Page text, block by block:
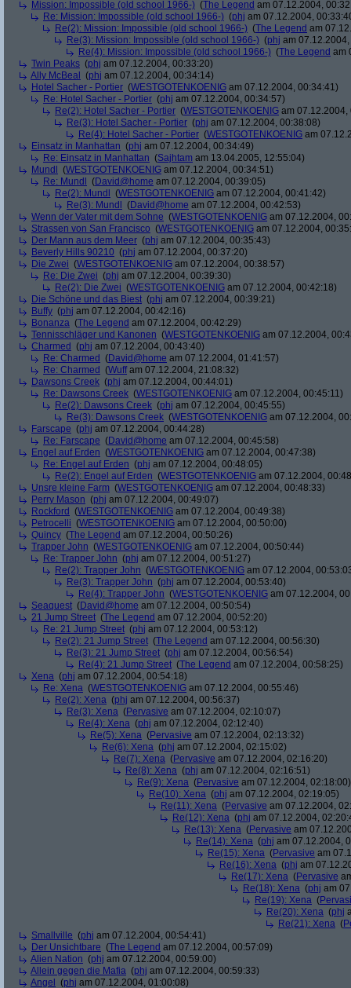
Mission: Impossible (old school 1966-) (The Legend am 07.12.2004,
Re: Mission: Impossible (old school 1966-) (phj am 07.12.2004,
Re(2): Mission: Impossible (old school 1966-) (The Legend am
Re(3): Mission: Impossible (old school 1966-) (phj am
Re(4): Mission: Impossible (old school 1966-) (The Legend am
Twin Peaks (phj am 07.12.2004, 00:33:20)
Ally McBeal
(phj am 07.12.2004, 00:34:14)
Hotel Sacher - Portier (WESTGOTENKOENIG am 07.12.2004, 00:34:41)
Re: Hotel Sacher - Portier (phj am 07.12.2004, 00:34:57)
Re(2): Hotel Sacher - Portier (WESTGOTENKOENIG am 07.12.2004,
Re(3): Hotel Sacher - Portier (phj am 07.12.2004, 00:38:08)
Re(4): Hotel Sacher - Portier (WESTGOTENKOENIG am
Einsatz in Manhattan (phj am 07.12.2004, 00:34:49)
Re: Einsatz in Manhattan (Sajhtam am 13.04.2005, 12:55:04)
Mundl
(WESTGOTENKOENIG am 07.12.2004, 00:34:51)
Re: Mundl
(David@home am 07.12.2004, 00:39:05)
Re(2): Mundl
(WESTGOTENKOENIG am 07.12.2004, 00:41:42)
Re(3): Mundl
(David@home am 07.12.2004, 00:42:53)
Wenn der Vater mit dem Sohne (WESTGOTENKOENIG am 07.12.2004,
Strassen von San Francisco (WESTGOTENKOENIG am 07.12.2004,
Der Mann aus dem Meer (phj am 07.12.2004, 00:35:43)
Beverly Hills 90210 (phj am 07.12.2004, 00:37:20)
Die Zwei (WESTGOTENKOENIG am 07.12.2004, 00:38:57)
Re: Die Zwei (phj am 07.12.2004, 00:39:30)
Re(2): Die Zwei (WESTGOTENKOENIG am 07.12.2004, 00:42:18)
Die Schöne und das Biest (phj am 07.12.2004, 00:39:21)
Buffy (phj am 07.12.2004, 00:42:16)
Bonanza (The Legend am 07.12.2004, 00:42:29)
Tennisschläger und Kanonen (WESTGOTENKOENIG am 07.12.2004,
Charmed (phj am 07.12.2004, 00:43:40)
Re: Charmed (David@home am 07.12.2004, 01:41:57)
Re: Charmed (Wuffam 07.12.2004, 21:08:32)
Dawsons Creek (phj am 07.12.2004, 00:44:01)
Re: Dawsons Creek (WESTGOTENKOENIG am 07.12.2004, 00:45:11)
Re(2): Dawsons Creek (phj am 07.12.2004, 00:45:55)
Re(3): Dawsons Creek (WESTGOTENKOENIG am 07.12.2004,
Farscape (phj am 07.12.2004, 00:44:28)
Re: Farscape (David@home am 07.12.2004, 00:45:58)
Engel auf Erden (WESTGOTENKOENIG am 07.12.2004, 00:47:38)
Re: Engel auf Erden (phj am 07.12.2004, 00:48:05)
Re(2): Engel auf Erden (WESTGOTENKOENIG am 07.12.2004,
Unsre kleine Farm (WESTGOTENKOENIG am 07.12.2004, 00:48:33)
Perry Mason (phj am 07.12.2004, 00:49:07)
Rockford (WESTGOTENKOENIG am 07.12.2004, 00:49:38)
Petrocelli (WESTGOTENKOENIG am 07.12.2004, 00:50:00)
Quincy (The Legend am 07.12.2004, 00:50:26)
Trapper John (WESTGOTENKOENIG am 07.12.2004, 00:50:44)
Re: Trapper John (phj am 07.12.2004, 00:51:27)
Re(2): Trapper John (WESTGOTENKOENIG am 07.12.2004,
Re(3): Trapper John (phj am 07.12.2004, 00:53:40)
Re(4): Trapper John (WESTGOTENKOENIG am 07.12.2004,
Seaquest (David@home am 07.12.2004, 00:50:54)
21 Jump Street (The Legend am 07.12.2004, 00:52:20)
Re: 21 Jump Street (phj am 07.12.2004, 00:53:12)
Re(2): 21 Jump Street (The Legend am 07.12.2004, 00:56:30)
Re(3): 21 Jump Street (phj am 07.12.2004, 00:56:54)
Re(4): 21 Jump Street (The Legend am 07.12.2004, 00:58:25)
Xena (phj am 07.12.2004, 00:54:18)
Re: Xena (WESTGOTENKOENIG am 07.12.2004, 00:55:46)
Re(2): Xena (phj am 07.12.2004, 00:56:37)
Re(3): Xena (Pervasive am 07.12.2004, 02:10:07)
Re(4): Xena (phj am 07.12.2004, 02:12:40)
Re(5): Xena (Pervasive am 07.12.2004, 02:13:32)
Re(6): Xena (phj am 07.12.2004, 02:15:02)
Re(7): Xena (Pervasive am 07.12.2004, 02:16:20)
Re(8): Xena (phj am 07.12.2004, 02:16:51)
Re(9): Xena (Pervasive am 07.12.2004, 02:18:00)
Re(10): Xena (phj am 07.12.2004, 02:19:05)
Re(11): Xena (Pervasive am 07.12.2004,
Re(12): Xena (phj am 07.12.2004,
Re(13): Xena (Pervasive am
Re(14): Xena (phj am 07.12.2004,
Re(15): Xena (Pervasive am
Re(16): Xena (phj am
Re(17): Xena (Pervasive
Re(18): Xena (phj am
Re(19): Xena (
Re(20): Xena (phj
Re(21): Xena (
Smallville (phj am 07.12.2004, 00:54:41)
Der Unsichtbare (The Legend am 07.12.2004, 00:57:09)
Alien Nation (phj am 07.12.2004, 00:59:00)
Allein gegen die Mafia (phj am 07.12.2004, 00:59:33)
Angel
(phj am 07.12.2004, 01:00:08)